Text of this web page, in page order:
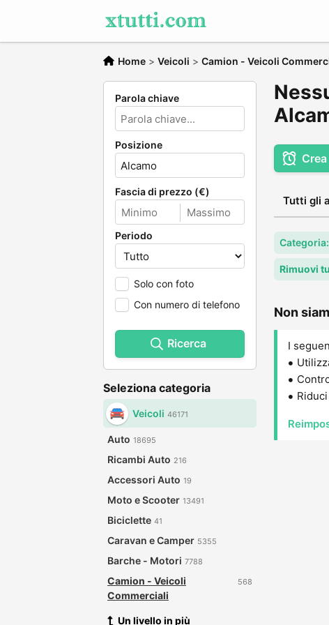
Home > Veicoli > Camion - Veicoli
Parola chiave
Posizione
Fascia di prezzo (€)
Periodo
Solo con foto
Con numero di telefono
Ricerca
Seleziona categoria
Veicoli 46171
Auto 18695
Ricambi Auto 216
Accessori Auto 19
Moto e Scooter 13491
Biciclette 41
Caravan e Camper 5355
Barche - Motori 7788
Camion - Veicoli
Commerciali
568
Un livello in più
Tutti gli
Rimuovi
Non
I